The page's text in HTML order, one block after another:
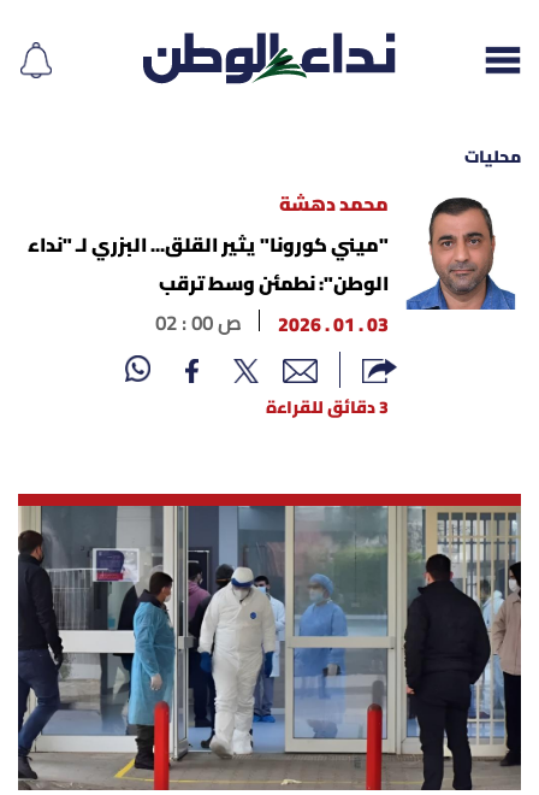
إقرأ الجريدة
لبنان
محليات
أسرار
متفرقات
نداء القرّاء
خاص الموقع
محليات
محمد دهشة
"ميني كورونا" يثير القلق... البزري لـ "نداء
الوطن": نطمئن وسط ترقب
03 . 01 . 2026
02 : 00 ص
3 دقائق للقراءة